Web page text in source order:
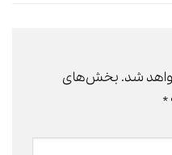
شد. بخش‌های
*